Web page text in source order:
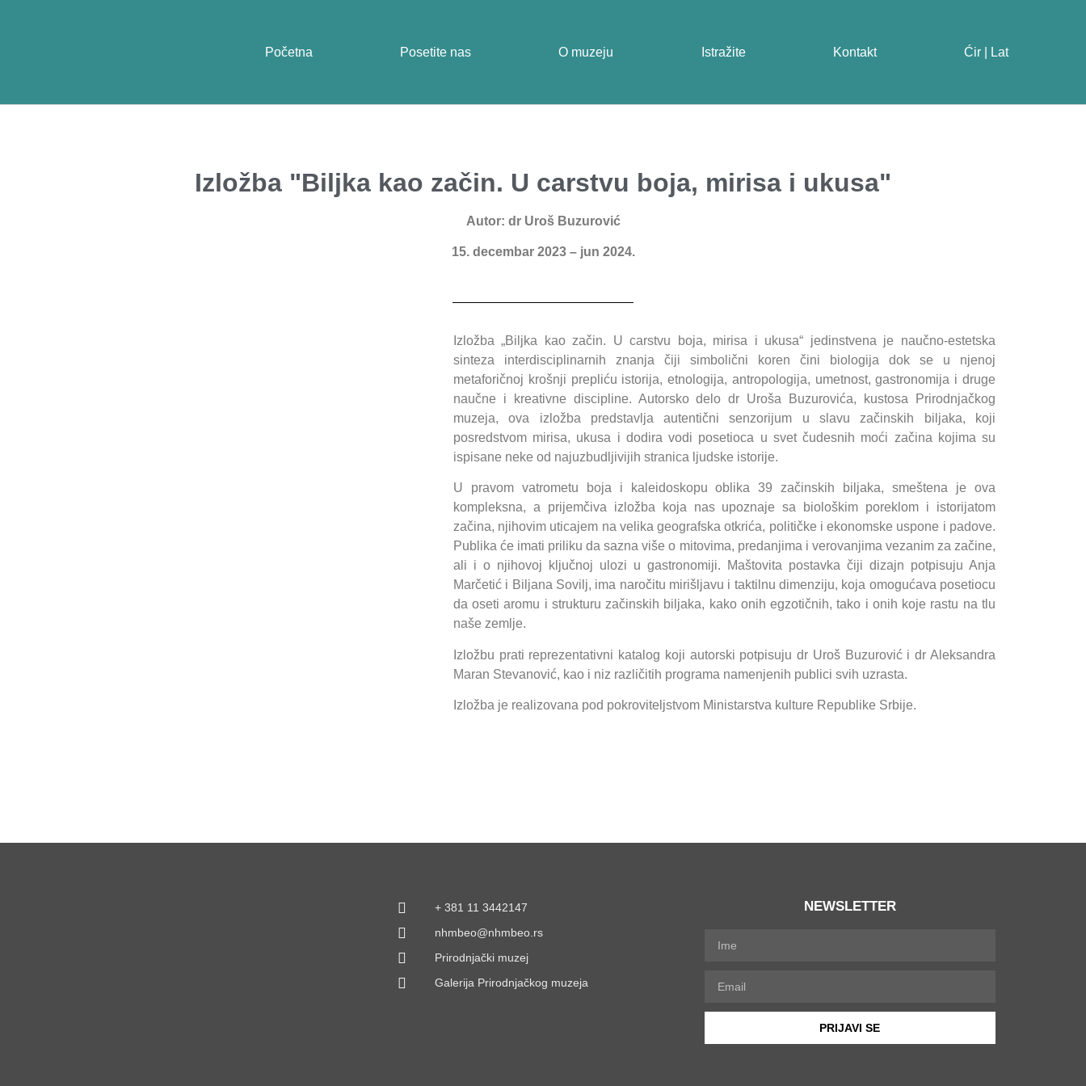
Početna Posetite nas O muzeju Istražite Kontakt Ćir | Lat
Izložba "Biljka kao začin. U carstvu boja, mirisa i ukusa"
Autor: dr Uroš Buzurović
15. decembar 2023 – jun 2024.
Izložba „Biljka kao začin. U carstvu boja, mirisa i ukusa“ jedinstvena je naučno-estetska
sinteza interdisciplinarnih znanja čiji simbolični koren čini biologija dok se u njenoj
metaforičnoj krošnji prepliću istorija, etnologija, antropologija, umetnost, gastronomija i druge
naučne i kreativne discipline. Autorsko delo dr Uroša Buzurovića, kustosa Prirodnjačkog
muzeja, ova izložba predstavlja autentični senzorijum u slavu začinskih biljaka, koji
posredstvom mirisa, ukusa i dodira vodi posetioca u svet čudesnih moći začina kojima su
ispisane neke od najuzbudljivijih stranica ljudske istorije.
U pravom vatrometu boja i kaleidoskopu oblika 39 začinskih biljaka, smeštena je ova
kompleksna, a prijemčiva izložba koja nas upoznaje sa biološkim poreklom i istorijatom
začina, njihovim uticajem na velika geografska otkrića, političke i ekonomske uspone i padove.
Publika će imati priliku da sazna više o mitovima, predanjima i verovanjima vezanim za začine,
ali i o njihovoj ključnoj ulozi u gastronomiji. Maštovita postavka čiji dizajn potpisuju Anja
Marčetić i Biljana Sovilj, ima naročitu mirišljavu i taktilnu dimenziju, koja omogućava posetiocu
da oseti aromu i strukturu začinskih biljaka, kako onih egzotičnih, tako i onih koje rastu na tlu
naše zemlje.
Izložbu prati reprezentativni katalog koji autorski potpisuju dr Uroš Buzurović i dr Aleksandra
Maran Stevanović, kao i niz različitih programa namenjenih publici svih uzrasta.
Izložba je realizovana pod pokroviteljstvom Ministarstva kulture Republike Srbije.
+ 381 11 3442147
nhmbeo@nhmbeo.rs
Prirodnjački muzej
Galerija Prirodnjačkog muzeja
NEWSLETTER
PRIJAVI SE